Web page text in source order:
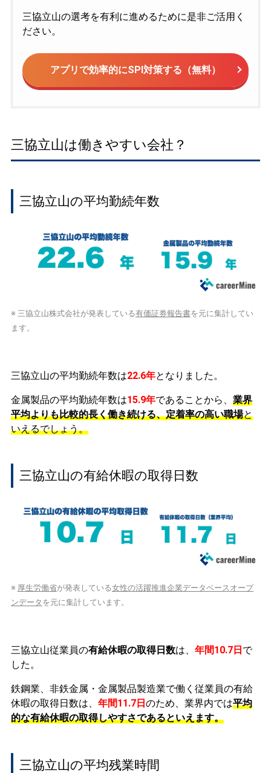
三協立山の選考を有利に進めるために是非ご活用く
ださい。
アプリで効率的にSPI対策する（無料）
三協立山は働きやすい会社？
三協立山の平均勤続年数
※ 三協立山株式会社が発表している有価証券報告書を元に集計してい
ます。
三協立山の平均勤続年数は22.6年となりました。
金属製品の平均勤続年数は15.9年であることから、 業界
平均よりも比較的長く働き続ける、定着率の高い職場と
いえるでしょう。
三協立山の有給休暇の取得日数
※ 厚生労働省が発表している女性の活躍推進企業データベースオープ
ンデータ を元に集計しています。
三協立山従業員の有給休暇の取得日数は、 年間10.7日で
した。
鉄鋼業、非鉄金属・金属製品製造業で働く従業員の有給
休暇の取得日数は、 年間11.7日のため、業界内では平均
的な有給休暇の取得しやすさであるといえます。
三協立山の平均残業時間